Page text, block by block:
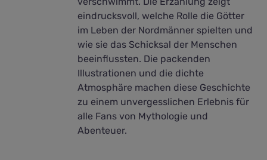
eindrucksvoll, welche Rolle die Götter
im Leben der Nordmänner spielten und
wie sie das Schicksal der Menschen
beeinflussten. Die packenden
Illustrationen und die dichte
Atmosphäre machen diese Geschichte
zu einem unvergesslichen Erlebnis für
alle Fans von Mythologie und
Abenteuer.